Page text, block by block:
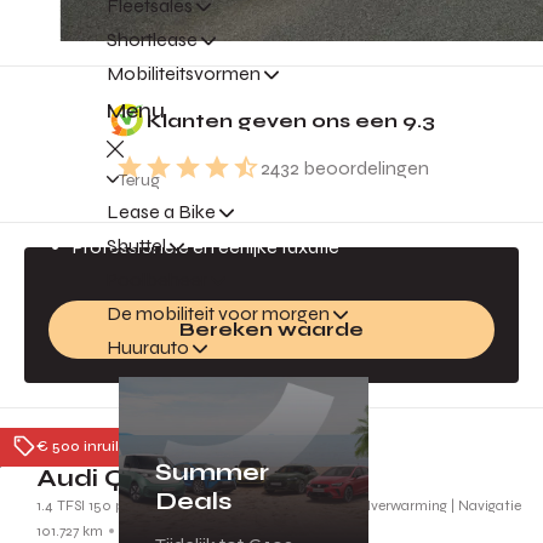
Fleetsales
Shortlease
Mobiliteitsvormen
Menu
Terug
Lease a Bike
Shuttel
De mobiliteit voor morgen
Huurauto
Summer
Deals
Klanten geven ons een 9.3
2432 beoordelingen
Gratis inruilvoorstel
Jouw auto is geld waard!
Direct een inruilvoorstel
Altijd de beste prijs
Professionele en eerlijke taxatie
Bereken waarde
€ 500 inruilpremie
Ede
Audi Q2
1.4 TFSI 150 pk S-tronic CoD Ambition | Leder | Stoelverwarming | Navigatie
101.727 km